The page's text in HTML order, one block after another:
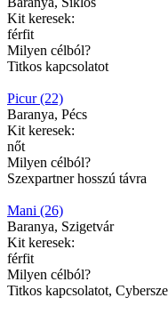
Kit keresek:
férfit
Milyen célból?
Titkos kapcsolatot
Picur (22)
Baranya, Pécs
Kit keresek:
nőt
Milyen célból?
Szexpartner hosszú távra
Mani (26)
Baranya, Szigetvár
Kit keresek:
férfit
Milyen célból?
Titkos kapcsolatot,